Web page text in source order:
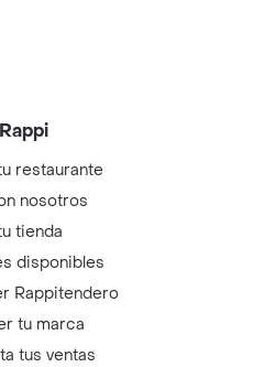
restaurante
nosotros
tienda
disponibles
Rappitendero
tu marca
tus ventas